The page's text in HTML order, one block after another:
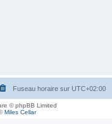
Fuseau horaire sur UTC+02:00
© phpBB Limited
Miles Cellar